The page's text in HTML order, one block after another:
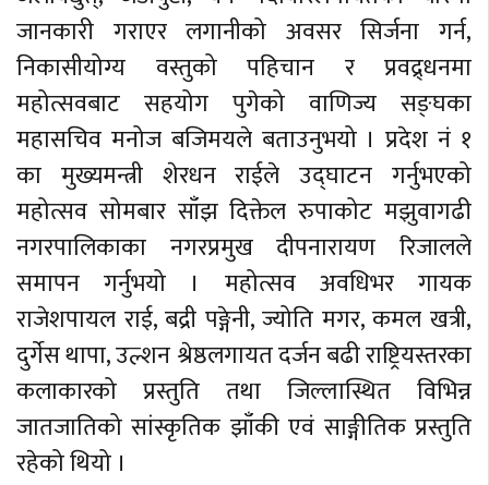
जानकारी गराएर लगानीको अवसर सिर्जना गर्न,
निकासीयोग्य वस्तुको पहिचान र प्रवद्र्धनमा
महोत्सवबाट सहयोग पुगेको वाणिज्य सङ्घका
महासचिव मनोज बजिमयले बताउनुभयो । प्रदेश नं १
का मुख्यमन्त्री शेरधन राईले उद्घाटन गर्नुभएको
महोत्सव सोमबार साँझ दिक्तेल रुपाकोट मझुवागढी
नगरपालिकाका नगरप्रमुख दीपनारायण रिजालले
समापन गर्नुभयो । महोत्सव अवधिभर गायक
राजेशपायल राई, बद्री पङ्गेनी, ज्योति मगर, कमल खत्री,
दुर्गेस थापा, उल्शन श्रेष्ठलगायत दर्जन बढी राष्ट्रियस्तरका
कलाकारको प्रस्तुति तथा जिल्लास्थित विभिन्न
जातजातिको सांस्कृतिक झाँकी एवं साङ्गीतिक प्रस्तुति
रहेको थियो ।